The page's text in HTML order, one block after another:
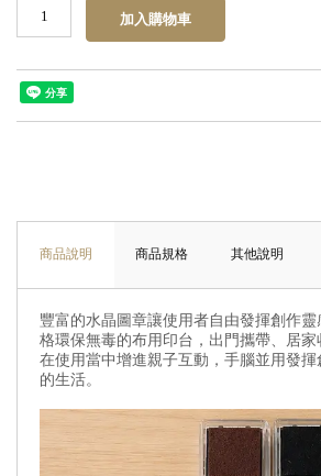
商品說明 商品規格 其他說明
豐富的水晶圖章讓使用者自由發揮創作
格環保無毒的布用印台，出門攜帶、居
在使用當中增進親子互動，手腦並用發
的生活。